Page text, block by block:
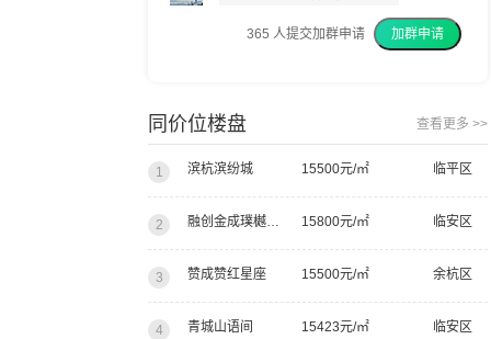
我上周已经交了意向金
365 人提交加群申请 加群申请
同价位楼盘 查看更多 >>
1 滨杭滨纷城 15500元/㎡ 临平区
2 融创金成璞樾大观 15800元/㎡ 临安区
3 赞成赞红星座 15500元/㎡ 余杭区
4 青城山语间 15423元/㎡ 临安区